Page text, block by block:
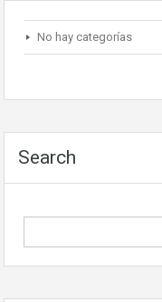
No hay categorías
Search